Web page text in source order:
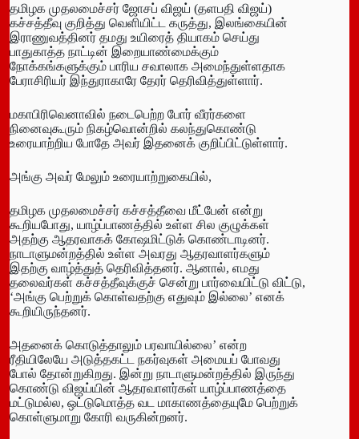
தமிழக முதலமைச்சர் ஜோசப் விஜய் (தளபதி விஜய்)
கச்சத்தீவு குறித்து வெளியிட்ட கருத்து, இலங்கையின்
இராணுவத்தினர் தமது உயிரைத் தியாகம் செய்து
பாதுகாத்த நாட்டின் இறையாண்மைக்கும்
நோக்கங்களுக்கும் பாரிய சவாலாக அமைந்துள்ளதாக
பேராசிரியர் இந்துராகாரே தேரர் தெரிவித்துள்ளார்.
மகாபிரிவெனாவில் நடைபெற்ற போர் வீரர்களை
நினைவுகூரும் நிகழ்வொன்றில் கலந்துகொண்டு
உரையாற்றிய போதே அவர் இதனைக் குறிப்பிட்டுள்ளார்.
அங்கு அவர் மேலும் உரையாற்றுகையில்,
தமிழக முதலமைச்சர் கச்சத்தீவை மீட்பேன் என்று
கூறியபோது, யாழ்ப்பாணத்தில் உள்ள சில குழுக்கள்
அதற்கு ஆதரவாகக் கோஷமிட்டுக் கொண்டாடினர்.
நாடாளுமன்றத்தில் உள்ள அவரது ஆதரவாளர்களும்
இதற்கு வாழ்த்துத் தெரிவித்தனர். ஆனால், எமது
தலைவர்கள் கச்சத்தீவுக்குச் சென்று பார்வையிட்டு விட்டு,
‘அங்கு பெற்றுக் கொள்வதற்கு எதுவும் இல்லை’ எனக்
கூறியிருந்தனர்.
அதனைக் கொடுத்தாலும் பரவாயில்லை’ என்ற
ரீதியிலேயே அடுத்தகட்ட நகர்வுகள் அமையப் போவது
போல் தோன்றுகிறது. இன்று நாடாளுமன்றத்தில் இருந்து
கொண்டு விஜய்யின் ஆதரவாளர்கள் யாழ்ப்பாணத்தை
மட்டுமல்ல, ஒட்டுமொத்த வட மாகாணத்தையுமே பெற்றுக்
கொள்ளுமாறு கோரி வருகின்றனர்.